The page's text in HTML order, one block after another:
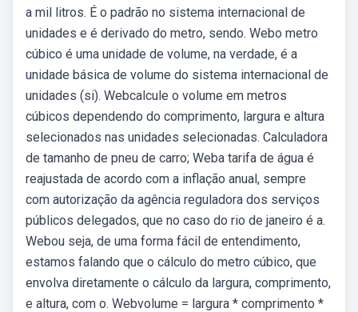
a mil litros. É o padrão no sistema internacional de
unidades e é derivado do metro, sendo. Webo metro
cúbico é uma unidade de volume, na verdade, é a
unidade básica de volume do sistema internacional de
unidades (si). Webcalcule o volume em metros
cúbicos dependendo do comprimento, largura e altura
selecionados nas unidades selecionadas. Calculadora
de tamanho de pneu de carro; Weba tarifa de água é
reajustada de acordo com a inflação anual, sempre
com autorização da agência reguladora dos serviços
públicos delegados, que no caso do rio de janeiro é a.
Webou seja, de uma forma fácil de entendimento,
estamos falando que o cálculo do metro cúbico, que
envolva diretamente o cálculo da largura, comprimento,
e altura, com o. Webvolume = largura * comprimento *